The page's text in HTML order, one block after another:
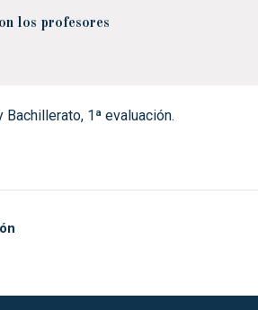
los profesores
1ª evaluación.